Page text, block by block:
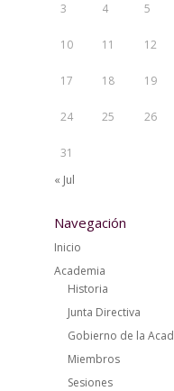
3 4 5
10 11 12
17 18 19
24 25 26
31
« Jul
Navegación
Inicio
Academia
Historia
Junta Directiva
Gobierno de la
Miembros
Sesiones